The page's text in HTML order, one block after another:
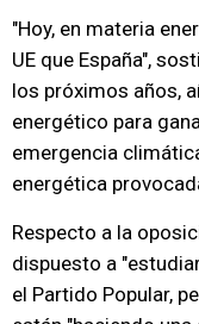
"Hoy, en materia
UE que España",
los próximos años,
energético para
emergencia
energética
Respecto a la
dispuesto a
el Partido Popular,